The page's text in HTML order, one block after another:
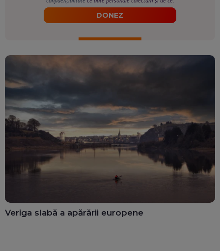
DONEZ
Veriga slabă a apărării europene